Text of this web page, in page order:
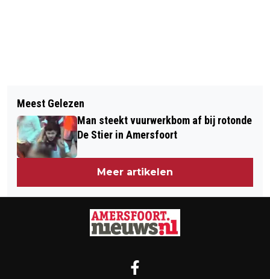
ZEER ZELDZAME SOMALISCHE WILDE
EZELS VANAF NU TE BEWONDEREN IN
DIERENPARK AMERSFOORT
EÉN JAAR STILLE TOCHT VOOR
PALESTINA
Meest Gelezen
Man steekt vuurwerkbom af bij rotonde
De Stier in Amersfoort
Meer artikelen